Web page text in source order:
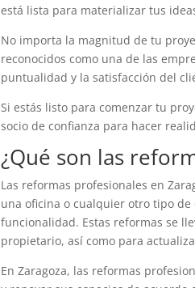
está lista para materializar tus
No importa la magnitud de tu
reconocidos como una de las
puntualidad y la satisfacción del
Si estás listo para comenzar tu
socio de confianza para hacer
¿Qué son las
Las reformas profesionales en
una oficina o cualquier otro tipo
funcionalidad. Estas reformas se
propietario, así como para
En Zaragoza, las reformas